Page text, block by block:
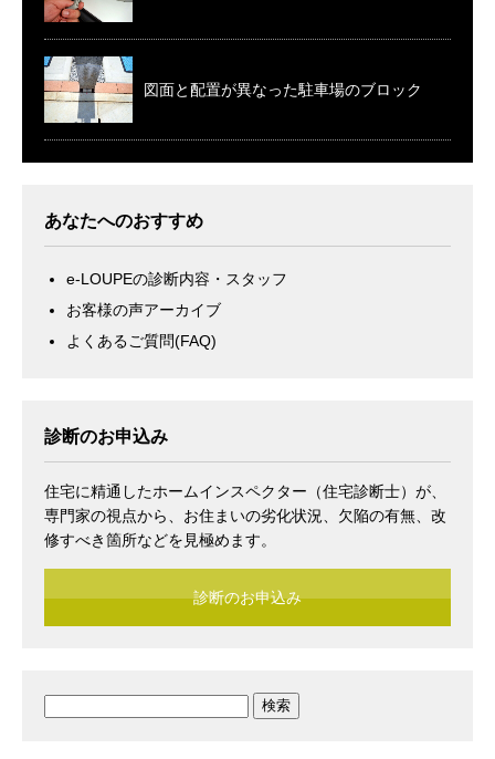
図面と配置が異なった駐車場のブロック
あなたへのおすすめ
e-LOUPEの診断内容・スタッフ
お客様の声アーカイブ
よくあるご質問(FAQ)
診断のお申込み
住宅に精通したホームインスペクター（住宅診断士）が、
専門家の視点から、お住まいの劣化状況、欠陥の有無、改
修すべき箇所などを見極めます。
診断のお申込み